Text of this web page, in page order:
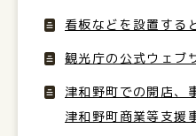
看板などを設置する
観光庁の公式ウェブ
津和野町での開店、
津和野町商業等支援